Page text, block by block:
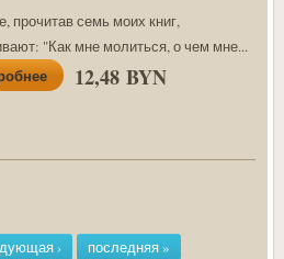
прочитав семь моих книг,
"Как мне молиться, о чем мне...
12,48 BYN
› последняя »